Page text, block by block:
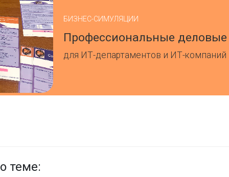
БИЗНЕС-СИМУЛЯЦИИ
Профессиональные
для ИТ-департаментов и ИТ-компаний
теме: